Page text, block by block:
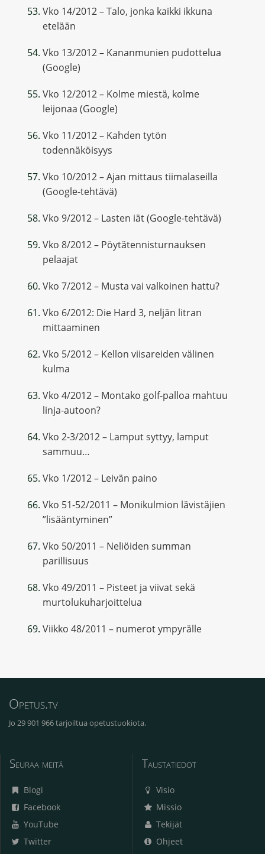
Vko 14/2012 – Talo, jonka kaikki ikkuna
etelään
Vko 13/2012 – Kananmunien pudottelua
(Google)
Vko 12/2012 – Kolme miestä, kolme
leijonaa (Google)
Vko 11/2012 – Kahden tytön
todennäköisyys
Vko 10/2012 – Ajan mittaus tiimalaseilla
(Google-tehtävä)
Vko 9/2012 – Lasten iät (Google-tehtävä)
Vko 8/2012 – Pöytätennisturnauksen
pelaajat
Vko 7/2012 – Musta vai valkoinen hattu?
Vko 6/2012: Die Hard 3, neljän litran
mittaaminen
Vko 5/2012 – Kellon viisareiden välinen
kulma
Vko 4/2012 – Montako golf-palloa mahtuu
linja-autoon?
Vko 2-3/2012 – Lamput syttyy, lamput
sammuu…
Vko 1/2012 – Leivän paino
Vko 51-52/2011 – Monikulmion lävistäjien
”lisääntyminen”
Vko 50/2011 – Neliöiden summan
parillisuus
Vko 49/2011 – Pisteet ja viivat sekä
murtolukuharjoittelua
Viikko 48/2011 – numerot ympyrälle
Opetus.tv
Jo 29 901 966 tarjoiltua opetustuokiota.
Seuraa meitä
Blogi
Facebook
YouTube
Twitter
Taustatiedot
Visio
Missio
Tekijät
Ohjeet